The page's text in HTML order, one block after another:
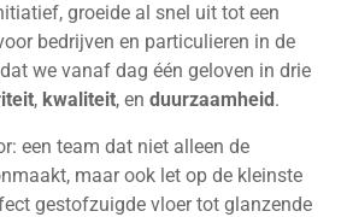
groeide al snel uit tot een
bedrijven en particulieren in de
we vanaf dag één geloven in drie
, kwaliteit, en duurzaamheid .
een team dat niet alleen de
maar ook let op de kleinste
gestofzuigde vloer tot glanzende